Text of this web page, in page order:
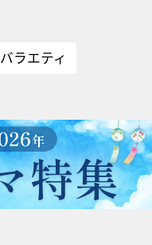
バラエティ